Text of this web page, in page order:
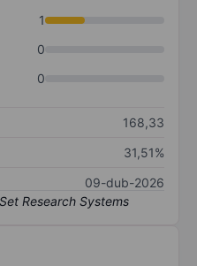
1
0
0
168,33
31,51%
09-dub-2026